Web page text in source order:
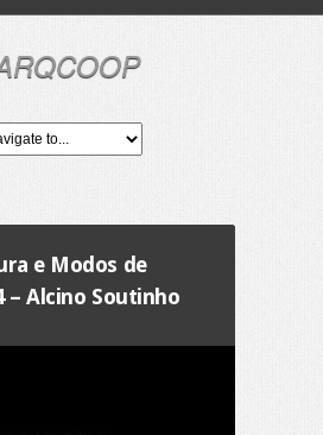
e Modos de
– Alcino Soutinho